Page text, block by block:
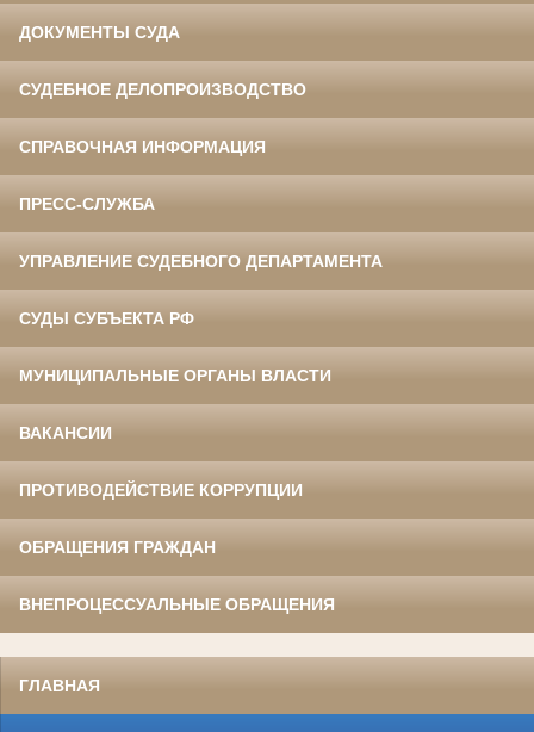
ДОКУМЕНТЫ СУДА
СУДЕБНОЕ ДЕЛОПРОИЗВОДСТВО
СПРАВОЧНАЯ ИНФОРМАЦИЯ
ПРЕСС-СЛУЖБА
УПРАВЛЕНИЕ СУДЕБНОГО ДЕПАРТАМЕНТА
СУДЫ СУБЪЕКТА РФ
МУНИЦИПАЛЬНЫЕ ОРГАНЫ ВЛАСТИ
ВАКАНСИИ
ПРОТИВОДЕЙСТВИЕ КОРРУПЦИИ
ОБРАЩЕНИЯ ГРАЖДАН
ВНЕПРОЦЕССУАЛЬНЫЕ ОБРАЩЕНИЯ
ГЛАВНАЯ